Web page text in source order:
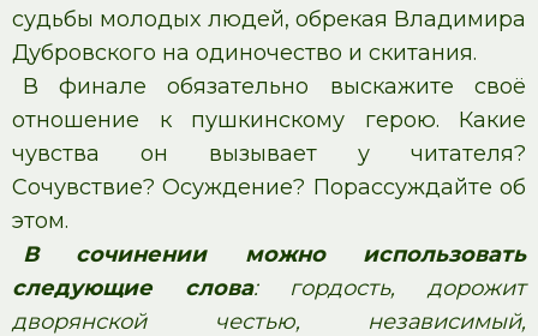
судьбы молодых людей, обрекая Владимира
Дубровского на одиночество и скитания.
В финале обязательно выскажите своё
отношение к пушкинскому герою. Какие
чувства он вызывает у читателя?
Сочувствие? Осуждение? Порассуждайте об
этом.
В сочинении можно использовать
следующие слова: гордость, дорожит
дворянской честью, независимый,